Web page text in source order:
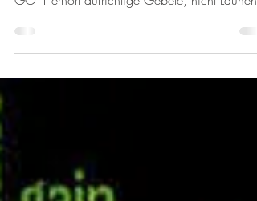
GOTT erhört aufrichtige Gebete, nicht Launen.